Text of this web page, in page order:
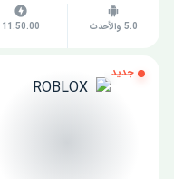
5.0 والأحدث 11.50.00
جديد